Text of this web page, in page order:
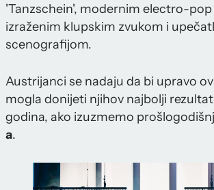
'Tanzschein', modernim electro-
izraženim klupskim zvukom i
scenografijom.
Austrijanci se nadaju da bi upravo
mogla donijeti njihov najbolji
godina, ako izuzmemo
a.